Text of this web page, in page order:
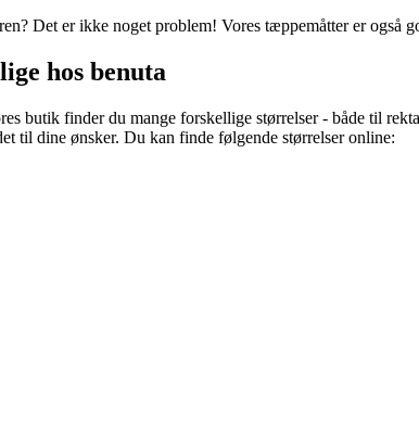
Det er ikke noget problem! Vores tæppemåtter er også
hos benuta
butik finder du mange forskellige størrelser - både til
til dine ønsker. Du kan finde følgende størrelser online: